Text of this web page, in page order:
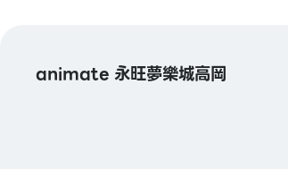
animate 永旺夢樂城高岡